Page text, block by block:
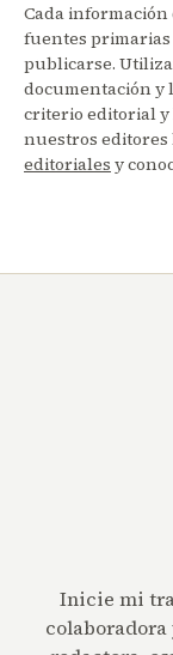
Cada información
fuentes primarias
publicarse.
documentación y
criterio editorial
nuestros
editoriales y
Inicie mi
colaboradora